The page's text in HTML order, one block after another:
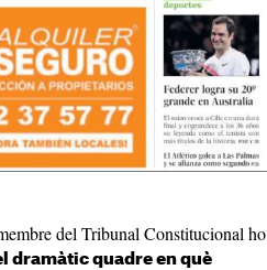
del Tribunal Constitucional ho
dramàtic quadre en què